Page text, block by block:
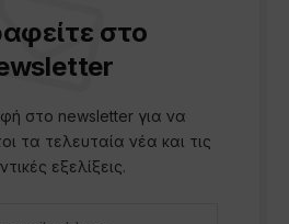
στο
στο newsletter για να
τα τελευταία νέα και τις
εξελίξεις.